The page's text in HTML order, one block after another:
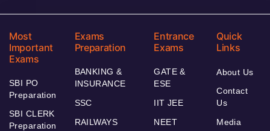
Most
Important
Exams
SBI PO
Preparation
SBI CLERK
Preparation
Exams
Preparation
BANKING &
INSURANCE
SSC
RAILWAYS
Entrance
Exams
GATE &
ESE
IIT JEE
NEET
Quick
Links
About Us
Contact
Us
Media